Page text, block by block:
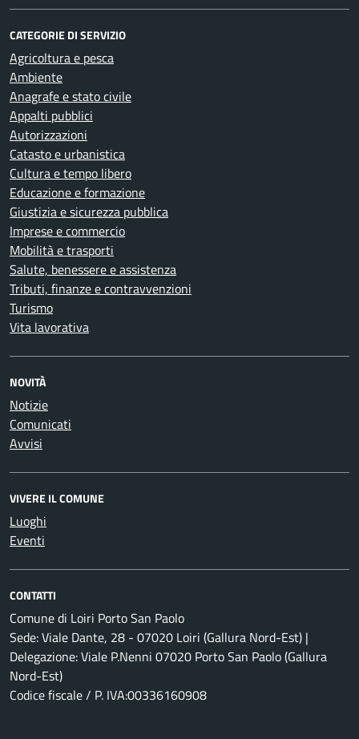
CATEGORIE DI SERVIZIO
Agricoltura e pesca
Ambiente
Anagrafe e stato civile
Appalti pubblici
Autorizzazioni
Catasto e urbanistica
Cultura e tempo libero
Educazione e formazione
Giustizia e sicurezza pubblica
Imprese e commercio
Mobilità e trasporti
Salute, benessere e assistenza
Tributi, finanze e contravvenzioni
Turismo
Vita lavorativa
NOVITÀ
Notizie
Comunicati
Avvisi
VIVERE IL COMUNE
Luoghi
Eventi
CONTATTI
Comune di Loiri Porto San Paolo
Sede: Viale Dante, 28 - 07020 Loiri (Gallura Nord-Est) |
Delegazione: Viale P.Nenni 07020 Porto San Paolo (Gallura
Nord-Est)
Codice fiscale / P. IVA:00336160908